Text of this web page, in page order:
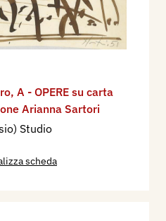
, A - OPERE su carta
Arianna Sartori
Studio
scheda